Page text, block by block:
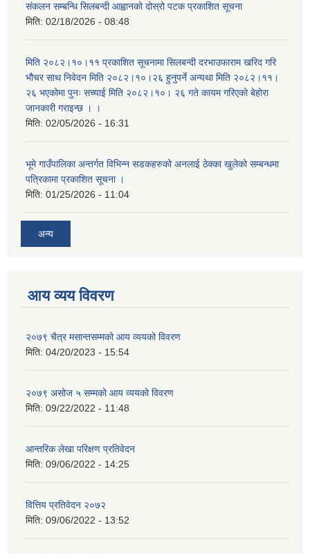
संकलन सम्बन्धि सिलबन्दी आह्वानको दोस्रो पटक प्रकाशित सूचना
मिति: 02/18/2026 - 08:48
मिति २०८२।१०।११ प्रकाशित सूचनामा सिलबन्दी दरभाउफाराम खरिद गरि
भौचर साथ निवेदन मिति २०८२।१०।२६ हुनुपर्ने अन्यथा मिति २०८२।११।
२६ भएकोमा पुनः सच्याई मिति २०८२।१०। २६ गते कायम गरिएको बेहोरा
जानकारी गराइन्छ । ।
मिति: 02/05/2026 - 16:31
भूमे गाउँपालिका अन्तर्गत विभिन्न सडकहरुको अनलाई ठेक्का खुलेको सम्बन्धमा
पत्रिकामा प्रकाशित सूचना ।
मिति: 01/25/2026 - 11:04
अन्य
आय व्यय विवरण
२०७९ चैत्र मसान्तसम्मको आय व्ययको विवरण
मिति: 04/20/2023 - 15:54
२०७९ असोज ५ सम्मको आय व्ययको विवरण
मिति: 09/22/2022 - 11:48
आन्तरिक लेखा परिक्षण प्रतिवेदन
मिति: 09/06/2022 - 14:25
वित्तिय प्रतिवेदन २०७२
मिति: 09/06/2022 - 13:52